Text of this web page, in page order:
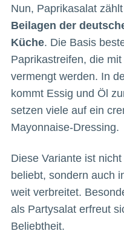
Nun, Paprikasalat
Beilagen der
Küche. Die Basis
Paprikastreifen, die mit
vermengt werden. In
kommt Essig und Öl
setzen viele auf ein
Mayonnaise-Dressing.
Diese Variante ist
beliebt, sondern auch
weit verbreitet.
als Partysalat erfreut
Beliebtheit.